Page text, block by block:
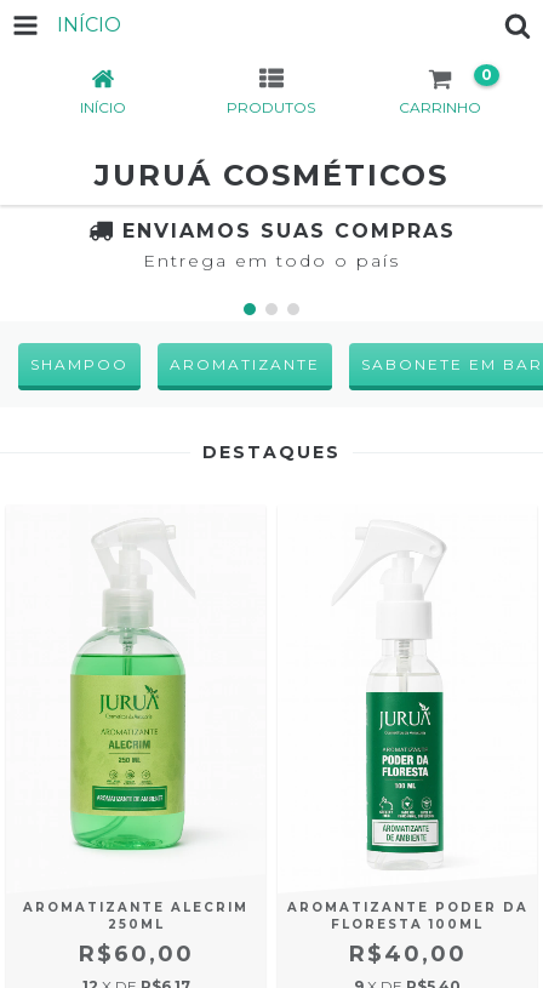
INÍCIO
INÍCIO PRODUTOS CARRINHO
0
JURUÁ COSMÉTICOS
ENVIAMOS SUAS COMPRAS
Entrega em todo o país
SHAMPOO AROMATIZANTE SABONETE EM
DESTAQUES
AROMATIZANTE ALECRIM
250ML
R$60,00
AROMATIZANTE PODER DA
FLORESTA 100ML
R$40,00